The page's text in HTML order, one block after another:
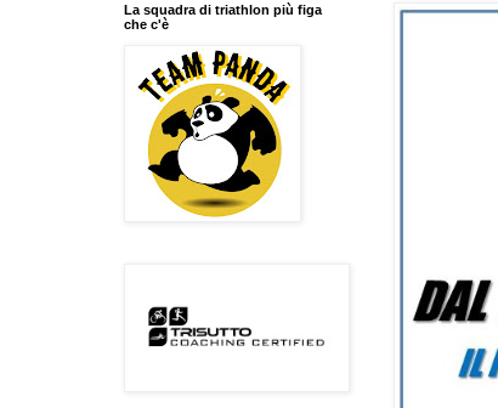
La squadra di triathlon più figa
che c'è